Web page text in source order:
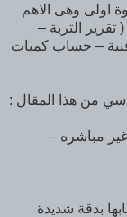
اولى وهى الاهم
التربة –
– حساب كميات
من هذا المقال :
– غير مباشره –
بدقة شديدة